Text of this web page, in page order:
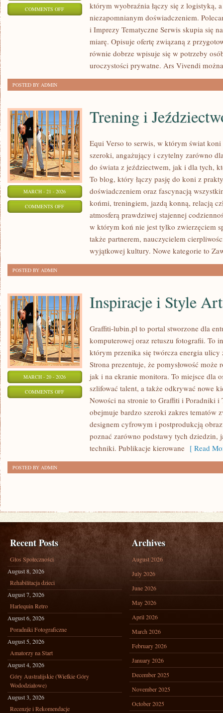
COMMENTS OFFON
którym wyobraźnia łączy się z logistyką,
niezapomnianym doświadczeniem.
i Imprezy Tematyczne Serwis skupia się
miarę. Opisuje ofertę związaną z
równie dobrze wpisuje się w potrzeby
uroczystości prywatne. Ars Vivendi można
POSTED BY ADMIN
MARCH - 21 - 2026
COMMENTS OFFON
JEŹDZIECTWO
Trening i
Equi Verso to serwis, w którym świat
szeroki, angażujący i czytelny zarówno
do świata z jeździectwem, jak i dla tych,
To blog, który łączy pasję do koni z
doświadczeniem oraz fascynacją
końmi, treningiem, jazdą konną, relacją
atmosferą prawdziwej stajennej
w którym koń nie jest tylko zwierzęciem
także partnerem, nauczycielem
wyjątkowej kultury. Nowe kategorie to
POSTED BY ADMIN
MARCH - 20 - 2026
COMMENTS OFFON
INSPIRACJE
ARTYSTYCZNE
Inspiracje i Style
Graffiti-lubin.pl to portal stworzone dla
komputerowej oraz retuszu fotografii. To
którym przenika się twórcza energia
Strona prezentuje, że pomysłowość
jak i na ekranie monitora. To miejsce dla
szlifować talent, a także odkrywać nowe
Nowości na stronie to Graffiti i Poradniki i
obejmuje bardzo szeroki zakres tematów
designem cyfrowym i postprodukcją
poznać zarówno podstawy tych dziedzin,
techniki. Publikacje kierowane [ Read
POSTED BY ADMIN
Recent Posts
Głos Społeczności
August 8, 2026
Rehabilitacja dzieci
August 7, 2026
Harlequin Retro
August 6, 2026
Poradniki Fotograficzne
August 5, 2026
Amatorzy na Start
August 4, 2026
Góry Australijskie (Wielkie Góry
Wododziałowe)
August 3, 2026
Recenzje i Rekomendacje
Archives
August 2026
July 2026
June 2026
May 2026
April 2026
March 2026
February 2026
January 2026
December 2025
November 2025
October 2025